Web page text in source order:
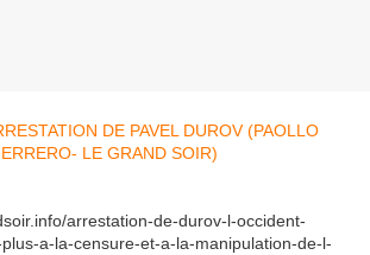
arrestation-de-durov-l-occident-
a-la-censure-et-a-la-manipulation-de-l-